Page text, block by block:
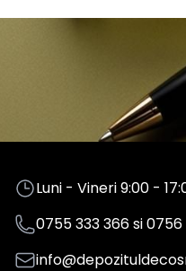
Luni - Vineri 9:00 -
0755 333 366si0756